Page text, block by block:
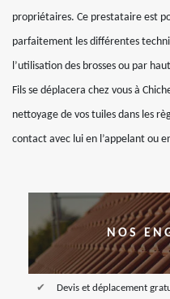
propriétaires. Ce prestataire est
parfaitement les différentes
l’utilisation des brosses ou par
Fils se déplacera chez vous à
nettoyage de vos tuiles dans les
contact avec lui en l’appelant ou
NOS
Devis et déplacement